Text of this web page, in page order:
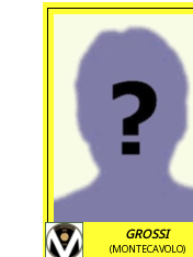
GROSSI
(MONTECAVOLO)